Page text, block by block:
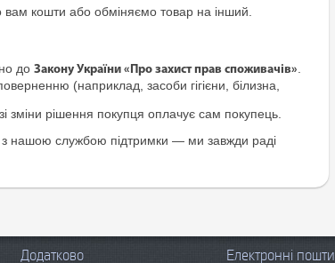
кошти або обміняємо товар на інший.
до Закону України «Про захист прав споживачів»
(наприклад, засоби гігієни, білизна,
зміни рішення покупця оплачує сам покупець.
з нашою службою підтримки — ми завжди раді
Додатково Електронні пошти